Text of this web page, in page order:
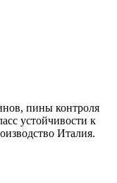
пины контроля
устойчивости к
Италия.